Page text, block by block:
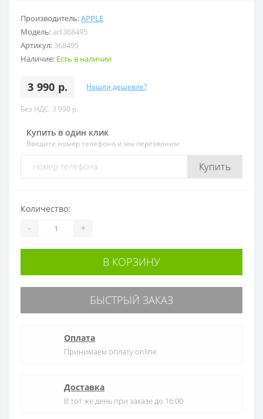
Производитель:APPLE
Модель: art368495
Артикул: 368495
Наличие: Есть в наличии
3 990 р. Нашли дешевле?
Без НДС: 3 990 р.
Купить в один клик
Введите номер телефона и мы перезвоним
Купить
Количество:
- +
В КОРЗИНУ
БЫСТРЫЙ ЗАКАЗ
Оплата
Принимаем оплату online
Доставка
В тот же день при заказе до 16:00